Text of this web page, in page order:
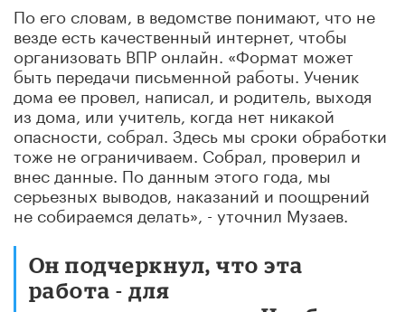
По его словам, в ведомстве понимают, что не
везде есть качественный интернет, чтобы
организовать ВПР онлайн. «Формат может
быть передачи письменной работы. Ученик
дома ее провел, написал, и родитель, выходя
из дома, или учитель, когда нет никакой
опасности, собрал. Здесь мы сроки обработки
тоже не ограничиваем. Собрал, проверил и
внес данные. По данным этого года, мы
серьезных выводов, наказаний и поощрений
не собираемся делать», - уточнил Музаев.
Он подчеркнул, что эта
работа - для